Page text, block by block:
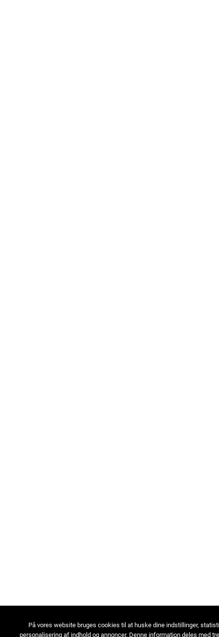
På vores website bruges cookies til at huske dine indstillinger,
personalisering af indhold og annoncer. Denne information deles med